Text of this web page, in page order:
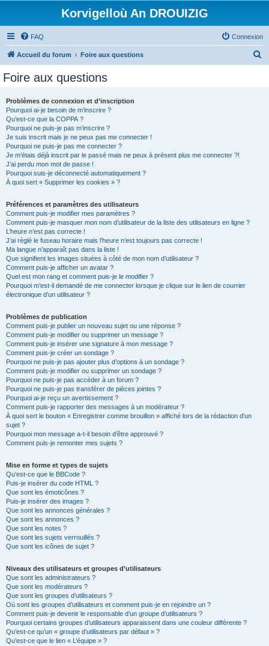
Korvigelloù An DROUIZIG
FAQ Connexion
Accueil du forum Foire aux questions
Foire aux questions
Problèmes de connexion et d’inscription
Pourquoi ai-je besoin de m’inscrire ?
Qu’est-ce que la COPPA ?
Pourquoi ne puis-je pas m’inscrire ?
Je suis inscrit mais je ne peux pas me connecter !
Pourquoi ne puis-je pas me connecter ?
Je m’étais déjà inscrit par le passé mais ne peux à présent plus me connecter ?!
J’ai perdu mon mot de passe !
Pourquoi suis-je déconnecté automatiquement ?
À quoi sert « Supprimer les cookies » ?
Préférences et paramètres des utilisateurs
Comment puis-je modifier mes paramètres ?
Comment puis-je masquer mon nom d’utilisateur de la liste des utilisateurs en ligne ?
L’heure n’est pas correcte !
J’ai réglé le fuseau horaire mais l’heure n’est toujours pas correcte !
Ma langue n’apparaît pas dans la liste !
Que signifient les images situées à côté de mon nom d’utilisateur ?
Comment puis-je afficher un avatar ?
Quel est mon rang et comment puis-je le modifier ?
Pourquoi m’est-il demandé de me connecter lorsque je clique sur le lien de courrier
électronique d’un utilisateur ?
Problèmes de publication
Comment puis-je publier un nouveau sujet ou une réponse ?
Comment puis-je modifier ou supprimer un message ?
Comment puis-je insérer une signature à mon message ?
Comment puis-je créer un sondage ?
Pourquoi ne puis-je pas ajouter plus d’options à un sondage ?
Comment puis-je modifier ou supprimer un sondage ?
Pourquoi ne puis-je pas accéder à un forum ?
Pourquoi ne puis-je pas transférer de pièces jointes ?
Pourquoi ai-je reçu un avertissement ?
Comment puis-je rapporter des messages à un modérateur ?
À quoi sert le bouton « Enregistrer comme brouillon » affiché lors de la rédaction d’un
sujet ?
Pourquoi mon message a-t-il besoin d’être approuvé ?
Comment puis-je remonter mes sujets ?
Mise en forme et types de sujets
Qu’est-ce que le BBCode ?
Puis-je insérer du code HTML ?
Que sont les émoticônes ?
Puis-je insérer des images ?
Que sont les annonces générales ?
Que sont les annonces ?
Que sont les notes ?
Que sont les sujets verrouillés ?
Que sont les icônes de sujet ?
Niveaux des utilisateurs et groupes d’utilisateurs
Que sont les administrateurs ?
Que sont les modérateurs ?
Que sont les groupes d’utilisateurs ?
Où sont les groupes d’utilisateurs et comment puis-je en rejoindre un ?
Comment puis-je devenir le responsable d’un groupe d’utilisateurs ?
Pourquoi certains groupes d’utilisateurs apparaissent dans une couleur différente ?
Qu’est-ce qu’un « groupe d’utilisateurs par défaut » ?
Qu’est-ce que le lien « L’équipe » ?